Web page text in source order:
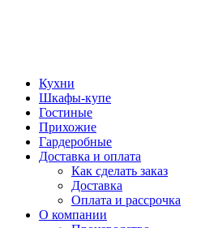
Кухни
Шкафы-купе
Гостиные
Прихожие
Гардеробные
Доставка и оплата
Как сделать заказ
Доставка
Оплата и рассрочка
О компании